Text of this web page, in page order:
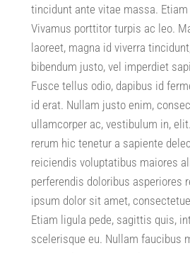
tincidunt ante vitae massa.
Vivamus porttitor turpis ac leo.
laoreet, magna id viverra tincidunt
bibendum justo,vel imperdiet
Fusce tellus odio, dapibus id
id erat. Nullam justo enim,
ullamcorper ac,vestibulum in,elit.
rerum hic tenetur a sapiente
reiciendis voluptatibus maiores
perferendis doloribus asperiores
ipsum dolor sit amet,
Etiam ligula pede, sagittis quis,
scelerisque eu. Nullam faucibus